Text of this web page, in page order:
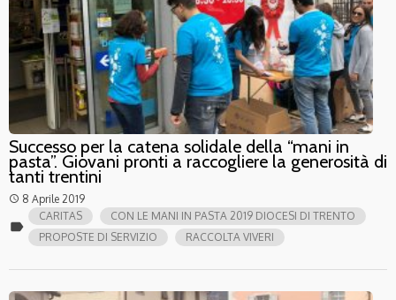
Successo per la catena solidale della “mani in
pasta”. Giovani pronti a raccogliere la generosità di
tanti trentini
access_time 8 Aprile 2019
label
CARITAS
CON LE MANI IN PASTA 2019 DIOCESI DI TRENTO
PROPOSTE DI SERVIZIO
RACCOLTA VIVERI